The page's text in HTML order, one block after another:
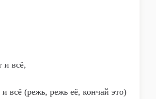
и всё,
всё (режь, режь её, кончай это)